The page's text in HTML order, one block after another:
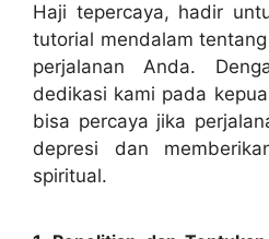
Haji tepercaya, hadir
tutorial mendalam
perjalanan Anda.
dedikasi kami pada
bisa percaya jika
depresi dan
spiritual.